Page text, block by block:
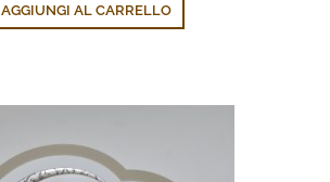
AGGIUNGI AL CARRELLO